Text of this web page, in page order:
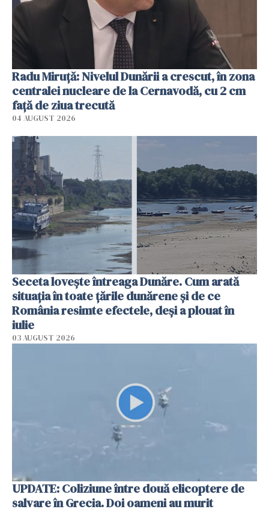
Radu Miruţă: Nivelul Dunării a crescut, în zona
centralei nucleare de la Cernavodă, cu 2 cm
faţă de ziua trecută
04 AUGUST 2026
Seceta lovește întreaga Dunăre. Cum arată
situația în toate țările dunărene și de ce
România resimte efectele, deși a plouat în
iulie
03 AUGUST 2026
UPDATE: Coliziune între două elicoptere de
salvare în Grecia. Doi oameni au murit